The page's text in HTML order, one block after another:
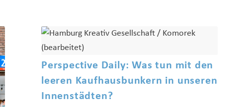
Perspective Daily: Was tun mit den
leeren Kaufhausbunkern in unseren
Innenstädten?